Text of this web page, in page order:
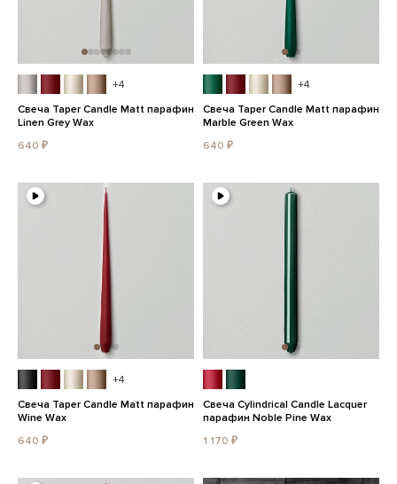
+4
Свеча Taper Candle Matt парафин
Linen Grey Wax
640 ₽
+4
Свеча Taper Candle Matt парафин
Marble Green Wax
640 ₽
+4
Свеча Taper Candle Matt парафин
Wine Wax
640 ₽
Свеча Cylindrical Candle Lacquer
парафин Noble Pine Wax
1 170 ₽